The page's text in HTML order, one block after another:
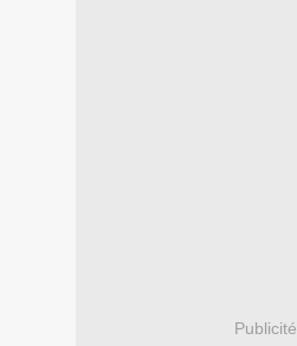
Publicité